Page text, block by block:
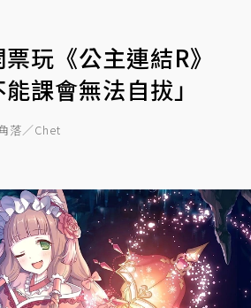
票玩《公主連結R》
課會無法自拔」
落／Chet